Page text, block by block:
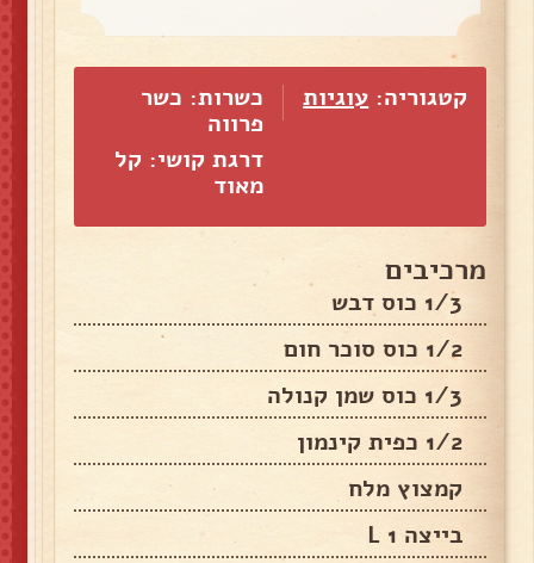
קטגוריה: עוגיות
כשרות: כשר
פרווה
דרגת קושי: קל
מאוד
מרכיבים
1/3 כוס דבש
1/2 כוס סוכר חום
1/3 כוס שמן קנולה
1/2 כפית קינמון
קמצוץ מלח
בייצה 1 L